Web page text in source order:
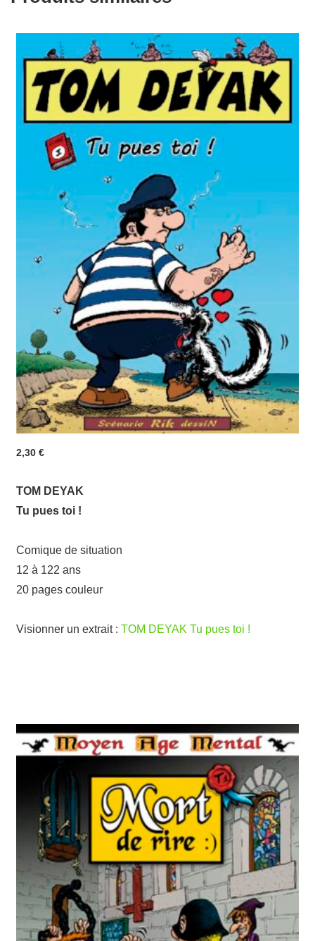
2,30 €
TOM DEYAK
Tu pues toi !
Comique de situation
12 à 122 ans
20 pages couleur
Visionner un extrait : TOM DEYAK Tu pues toi !